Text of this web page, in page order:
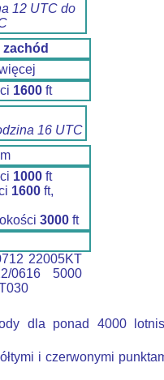
12 UTC do
zachód
1600 ft
16 UTC
m
1000 ft
1600 ft,
3000 ft
22005KT
0616 5000
dla ponad 4000
i czerwonymi